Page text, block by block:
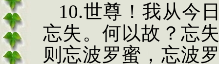
10.世尊！我从今
忘失。何以故？忘
则忘波罗蜜，忘波